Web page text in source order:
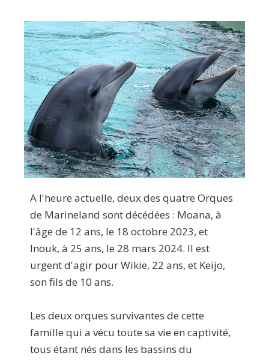
A l'heure actuelle, deux des quatre Orques
de Marineland sont décédées : Moana, à
l'âge de 12 ans, le 18 octobre 2023, et
Inouk, à 25 ans, le 28 mars 2024. Il est
urgent d'agir pour Wikie, 22 ans, et Keijo,
son fils de 10 ans.
Les deux orques survivantes de cette
famille qui a vécu toute sa vie en captivité,
tous étant nés dans les bassins du